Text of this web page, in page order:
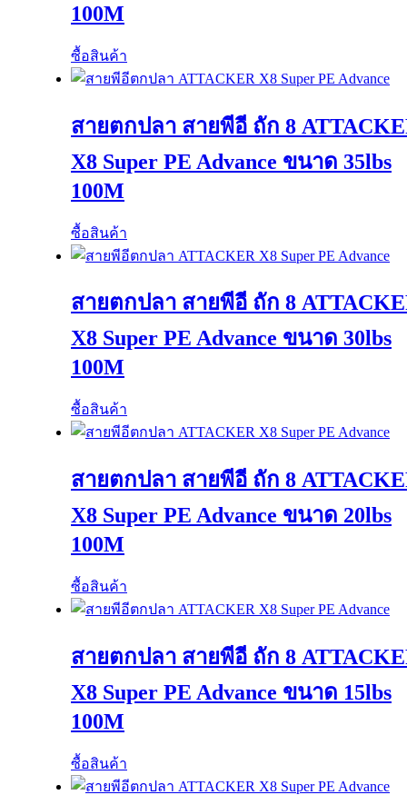
100M
ซื้อสินค้า
สายตกปลา สายพีอี ถัก 8
X8 Super PE Advance ขนาด 35lbs
100M
ซื้อสินค้า
สายตกปลา สายพีอี ถัก 8
X8 Super PE Advance ขนาด 30lbs
100M
ซื้อสินค้า
สายตกปลา สายพีอี ถัก 8
X8 Super PE Advance ขนาด 20lbs
100M
ซื้อสินค้า
สายตกปลา สายพีอี ถัก 8
X8 Super PE Advance ขนาด 15lbs
100M
ซื้อสินค้า